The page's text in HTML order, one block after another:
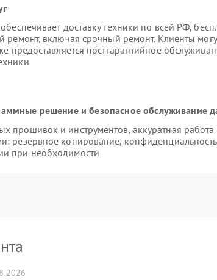
доставку техники по всей РФ,
ремонт, включая срочный ремонт. Клиенты
предоставляется постгарантийное
решение и безопасное обслуживание
прошивок и инструментов, аккуратная работа
резервное копирование,
при необходимости